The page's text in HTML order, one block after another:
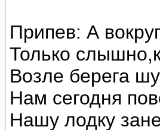
Припев: А
Только
Возле берега
Нам сегодня
Нашу лодку